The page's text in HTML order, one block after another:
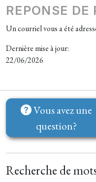
REPONSE DE
Un courriel vous a été
Dernière mise à jour:
22/06/2026
Vous avez une
question?
Recherche de